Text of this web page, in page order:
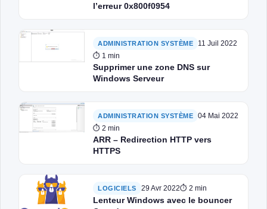
l’erreur 0x800f0954
ADMINISTRATION SYSTÈME
11 Juil 2022
⏱ 1 min
Supprimer une zone DNS sur
Windows Serveur
ADMINISTRATION SYSTÈME
04 Mai 2022
⏱ 2 min
ARR – Redirection HTTP vers
HTTPS
LOGICIELS 29 Avr 2022⏱ 2 min
Lenteur Windows avec le bouncer